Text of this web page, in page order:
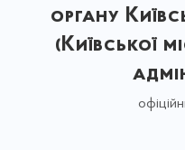
органу
(Київської